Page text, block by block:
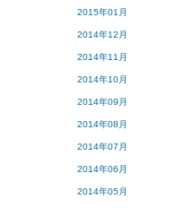
2015年01月
2014年12月
2014年11月
2014年10月
2014年09月
2014年08月
2014年07月
2014年06月
2014年05月